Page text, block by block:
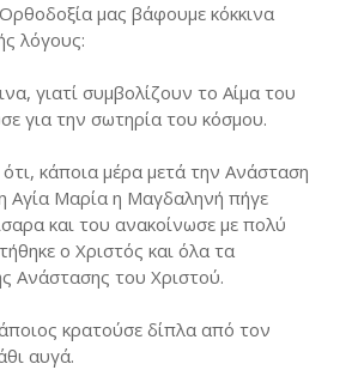
μας βάφουμε κόκκινα
λόγους:
γιατί συμβολίζουν το Αίμα του
για την σωτηρία του κόσμου.
κάποια μέρα μετά την Ανάσταση
Αγία Μαρία η Μαγδαληνή πήγε
και του ανακοίνωσε με πολύ
ο Χριστός και όλα τα
Ανάστασης του Χριστού.
κρατούσε δίπλα από τον
αυγά.